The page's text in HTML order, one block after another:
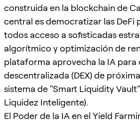
construida en la blockchain de
central es democratizar las DeFi
todos acceso a sofisticadas
algorítmico y optimización de
plataforma aprovecha la IA para
descentralizada (DEX) de
sistema de "Smart Liquidity
Liquidez Inteligente).
El Poder de la IA en el Yield